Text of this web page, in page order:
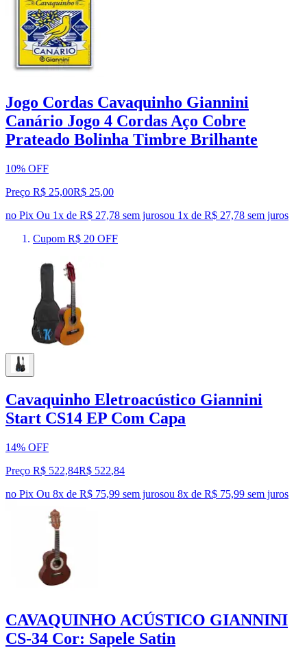
Jogo Cordas Cavaquinho Giannini
Canário Jogo 4 Cordas Aço Cobre
Prateado Bolinha Timbre Brilhante
10% OFF
Preço R$ 25,00R$ 25,00
no Pix Ou 1x de R$ 27,78 sem jurosou 1x de R$ 27,78 sem juros
Cupom R$ 20 OFF
Cavaquinho Eletroacústico Giannini
Start CS14 EP Com Capa
14% OFF
Preço R$ 522,84R$ 522,84
no Pix Ou 8x de R$ 75,99 sem jurosou 8x de R$ 75,99 sem juros
CAVAQUINHO ACÚSTICO GIANNINI
CS-34 Cor: Sapele Satin